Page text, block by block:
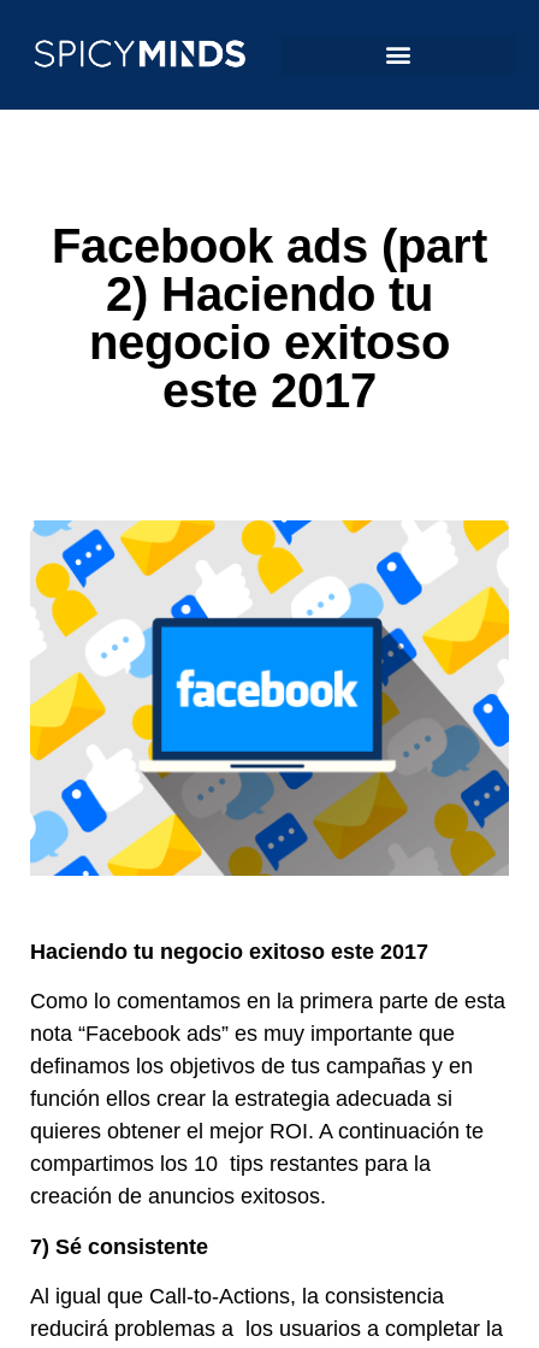
Facebook ads (part
2) Haciendo tu
negocio exitoso
este 2017
Haciendo tu negocio exitoso este 2017
Como lo comentamos en la primera parte de esta
nota “Facebook ads” es muy importante que
definamos los objetivos de tus campañas y en
función ellos crear la estrategia adecuada si
quieres obtener el mejor ROI. A continuación te
compartimos los 10 tips restantes para la
creación de anuncios exitosos.
7) Sé consistente
Al igual que Call-to-Actions, la consistencia
reducirá problemas a los usuarios a completar la